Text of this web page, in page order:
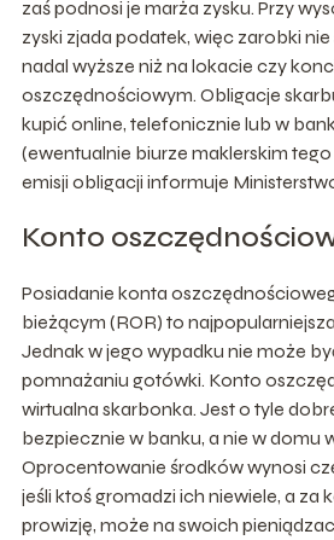
zaś podnosi je marża zysku. Przy
zyski zjada podatek, więc zarobki
nadal wyższe niż na lokacie czy
oszczędnościowym. Obligacje
kupić online, telefonicznie lub w
(ewentualnie biurze maklerskim
emisji obligacji informuje
Konto
Posiadanie konta
bieżącym (ROR) to
Jednak w jego wypadku nie może
pomnażaniu gotówki. Konto
wirtualna skarbonka. Jest o tyle
bezpiecznie w banku, a nie w domu
Oprocentowanie środków wynosi
jeśli ktoś gromadzi ich niewiele, a za
prowizję, może na swoich